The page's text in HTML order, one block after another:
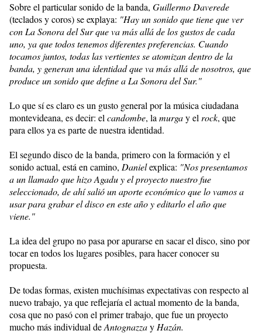
Sobre el particular sonido de la banda, Guillermo Daverede
(teclados y coros) se explaya: "Hay un sonido que tiene que ver
con La Sonora del Sur que va más allá de los gustos de cada
uno, ya que todos tenemos diferentes preferencias. Cuando
tocamos juntos, todas las vertientes se atomizan dentro de la
banda, y generan una identidad que va más allá de nosotros, que
produce un sonido que define a La Sonora del Sur."
Lo que sí es claro es un gusto general por la música ciudadana
montevideana, es decir: elcandombe, lamurgay elrock, que
para ellos ya es parte de nuestra identidad.
El segundo disco de la banda, primero con la formación y el
sonido actual, está en camino, Danielexplica: "Nos presentamos
a un llamado que hizo Agadu y el proyecto nuestro fue
seleccionado, de ahí salió un aporte económico que lo vamos a
usar para grabar el disco en este año y editarlo el año que
viene."
La idea del grupo no pasa por apurarse en sacar el disco, sino por
tocar en todos los lugares posibles, para hacer conocer su
propuesta.
De todas formas, existen muchísimas expectativas con respecto al
nuevo trabajo, ya que reflejaría el actual momento de la banda,
cosa que no pasó con el primer trabajo, que fue un proyecto
mucho más individual deAntognazzayHazán.